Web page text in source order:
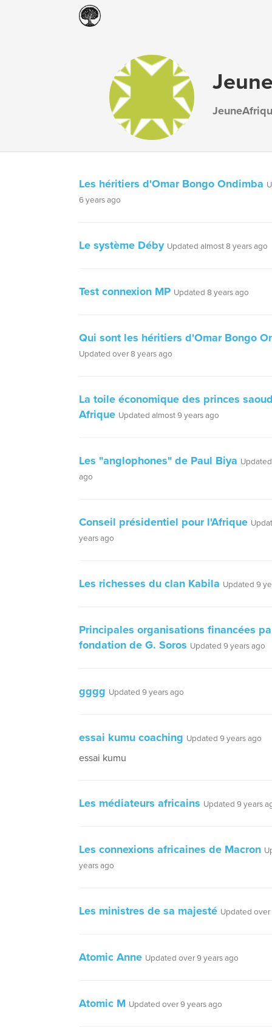
Les héritiers d'Omar Bongo Ondimba
6 years ago
Le système Déby Updated almost 8 years ago
Test connexion MP Updated 8 years ago
Qui sont les héritiers d'Omar Bongo
Updated over 8 years ago
La toile économique des princes
Afrique Updated almost 9 years ago
Les "anglophones" de Paul Biya
ago
Conseil présidentiel pour l'Afrique
years ago
Les richesses du clan Kabila Updated 9
Principales organisations financées
fondation de G. Soros Updated 9 years ago
gggg Updated 9 years ago
essai kumu coaching Updated 9 years ago
essai kumu
Les médiateurs africains Updated 9 years
Les connexions africaines de Macron
years ago
Les ministres de sa majesté Updated over
Atomic Anne Updated over 9 years ago
Atomic M Updated over 9 years ago